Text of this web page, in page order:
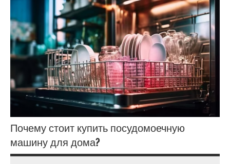
Почему стоит купить посудомоечную
машину для дома?